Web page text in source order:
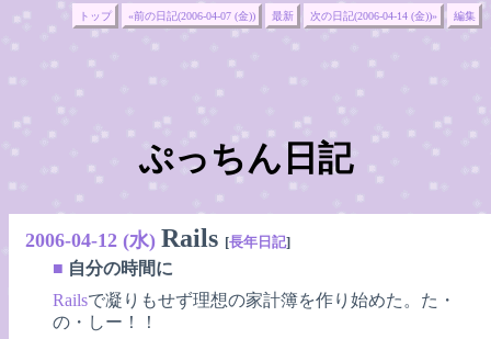
トップ «前の日記(2006-04-07 (金)) 最新 次の日記(2006-04-14 (金))» 編集
ぷっちん日記
2006-04-12 (水) Rails [長年日記]
■ 自分の時間に
Railsで凝りもせず理想の家計簿を作り始めた。た・
の・しー！！